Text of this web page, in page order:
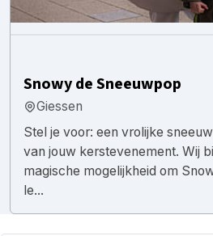
Snowy de Sneeuwpop
Giessen
Stel je voor: een vrolijke
van jouw kerstevenement. Wij
magische mogelijkheid om
le...